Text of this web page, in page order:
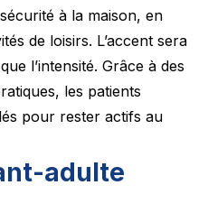
à la maison, en
de loisirs. L’accent sera
l’intensité. Grâce à des
les patients
pour rester actifs au
adulte